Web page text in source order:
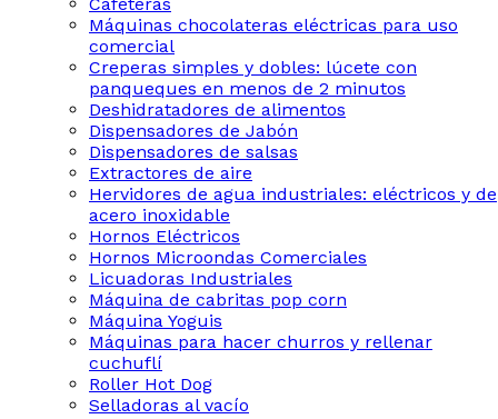
Máquinas chocolateras eléctricas para uso
comercial
Creperas simples y dobles: lúcete con
panqueques en menos de 2 minutos
Deshidratadores de alimentos
Dispensadores de Jabón
Dispensadores de salsas
Extractores de aire
Hervidores de agua industriales: eléctricos y de
acero inoxidable
Hornos Eléctricos
Hornos Microondas Comerciales
Licuadoras Industriales
Máquina de cabritas pop corn
Máquina Yoguis
Máquinas para hacer churros y rellenar
cuchuflí
Roller Hot Dog
Selladoras al vacío